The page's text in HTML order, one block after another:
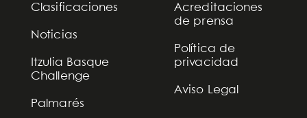
Clasificaciones
Noticias
Itzulia Basque
Challenge
Palmarés
Acreditaciones
de prensa
Política de
privacidad
Aviso Legal